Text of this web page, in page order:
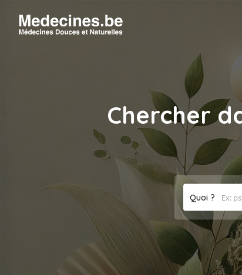
Chercher
Quoi ?